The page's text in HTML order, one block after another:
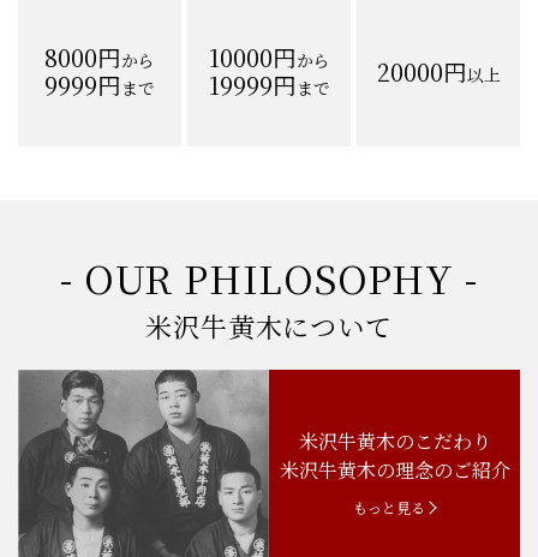
8000円から
9999円まで
10000円から
19999円まで 20000円以上
- OUR PHILOSOPHY -
米沢牛黄木について
米沢牛黄木のこだわり
米沢牛黄木の理念のご紹介
もっと見る